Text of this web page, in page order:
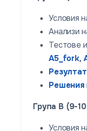
Условия
Анализи
Тестове
A5_fork,
Решения
Група B (9-
Условия